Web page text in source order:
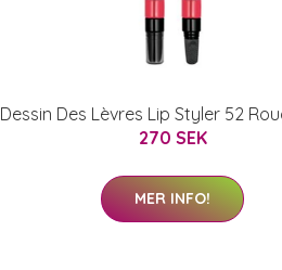
Dessin Des Lèvres Lip Styler 52
270 SEK
MER INFO!